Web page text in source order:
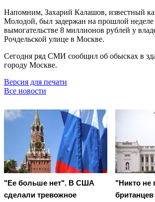
Напомним, Захарий Калашов, известный
Молодой, был задержан на прошлой
вымогательстве 8 миллионов рублей у
Рочдельской улице в Москве.
Сегодня ряд СМИ сообщил об обысках в
городу Москве.
Версия для печати
Все новости
"Ее больше нет". В США
сделали тревожное
"Никто не